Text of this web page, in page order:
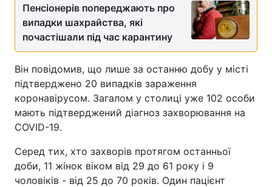
Пенсіонерів попереджають про
випадки шахрайства, які
почастішали під час карантину
Він повідомив, що лише за останню добу у місті
підтверджено 20 випадків зараження
коронавірусом. Загалом у столиці уже 102 особи
мають підтверджений діагноз захворювання на
COVID-19.
Серед тих, хто захворів протягом останньої
доби, 11 жінок віком від 29 до 61 року і 9
чоловіків - від 25 до 70 років. Один пацієнт